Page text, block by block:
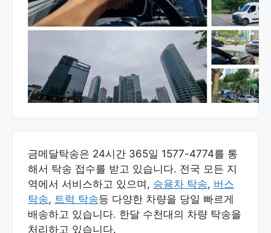
금메달탁송은 24시간 365일 1577-4774를 통
해서 탁송 접수를 받고 있습니다. 전국 모든 지
역에서 서비스하고 있으며, 승용차 탁송, 버스
탁송, 트럭 탁송등 다양한 차량을 당일 빠르게
배송하고 있습니다. 한달 수천대의 차량 탁송을
처리하고 있습니다.